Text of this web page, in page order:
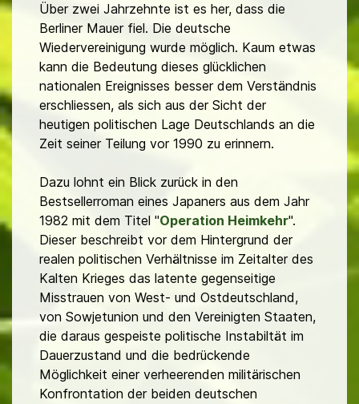
Über zwei Jahrzehnte ist es her, dass die
Berliner Mauer fiel. Die deutsche
Wiedervereinigung wurde möglich. Kaum etwas
kann die Bedeutung dieses glücklichen
nationalen Ereignisses besser dem Verständnis
erschliessen, als sich aus der Sicht der
heutigen politischen Lage Deutschlands an die
Zeit seiner Teilung vor 1990 zu erinnern.
Dazu lohnt ein Blick zurück in den
Bestsellerroman eines Japaners aus dem Jahr
1982 mit dem Titel "Operation Heimkehr".
Dieser beschreibt vor dem Hintergrund der
realen politischen Verhältnisse im Zeitalter des
Kalten Krieges das latente gegenseitige
Misstrauen von West- und Ostdeutschland,
von Sowjetunion und den Vereinigten Staaten,
die daraus gespeiste politische Instabiltät im
Dauerzustand und die bedrückende
Möglichkeit einer verheerenden militärischen
Konfrontation der beiden deutschen